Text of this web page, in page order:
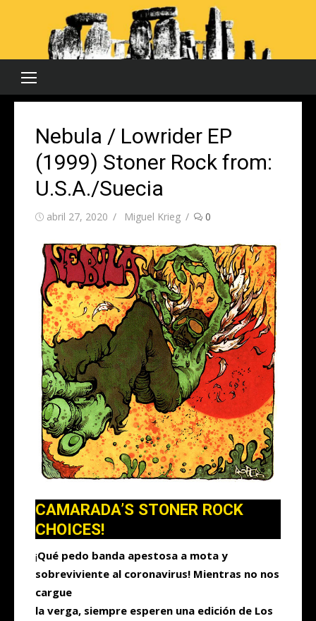
Nebula / Lowrider EP
(1999) Stoner Rock from:
U.S.A./Suecia
Publicada
abril 27, 2020 Autor
Miguel Krieg 0
CAMARADA’S STONER ROCK
CHOICES!
¡Qué pedo banda apestosa a mota y
sobreviviente al coronavirus! Mientras no nos
cargue
la verga, siempre esperen una edición de Los